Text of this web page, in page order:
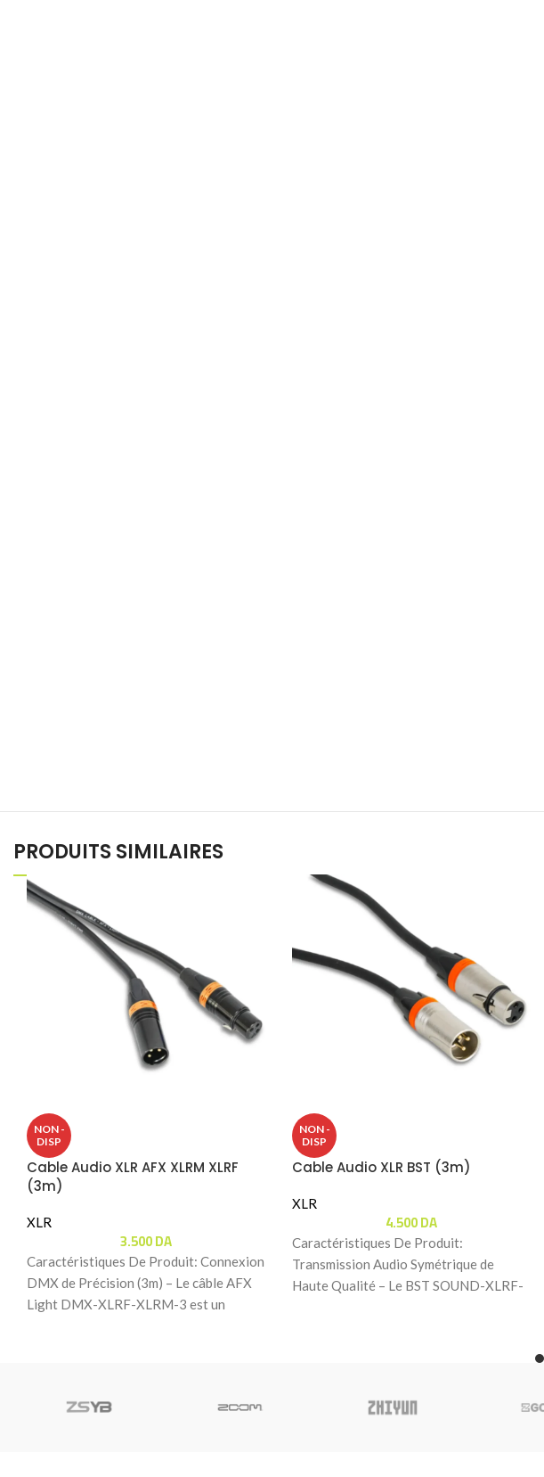
PRODUITS SIMILAIRES
NON -
DISP
Cable Audio XLR AFX XLRM XLRF
(3m)
XLR
3.500DA
Caractéristiques De Produit: Connexion
DMX de Précision (3m) – Le câble AFX
Light DMX-XLRF-XLRM-3 est un
NON -
DISP
Cable Audio XLR BST (3m)
XLR
4.500DA
Caractéristiques De Produit:
Transmission Audio Symétrique de
Haute Qualité – Le BST SOUND-XLRF-